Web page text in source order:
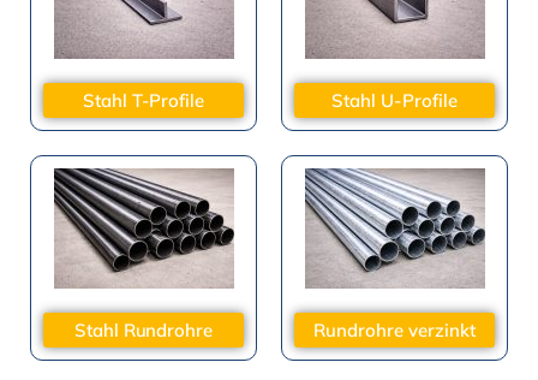
Stahl T-Profile Stahl U-Profile
Stahl Rundrohre Rundrohre verzinkt